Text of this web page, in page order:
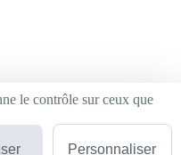
le contrôle sur ceux que
Personnaliser